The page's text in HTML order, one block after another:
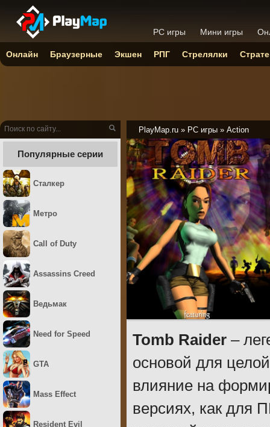
PlayMap.ru » PC игры » Action
Tomb Raider –
основой для
влияние на
версиях, как для
Популярные серии
Сталкер
Метро
Call of Duty
Assassins Creed
Ведьмак
Need for Speed
GTA
Mass Effect
Resident Evil
PC игры Мини игры
Онлайн Браузерные Экшен РПГ Стрелялки